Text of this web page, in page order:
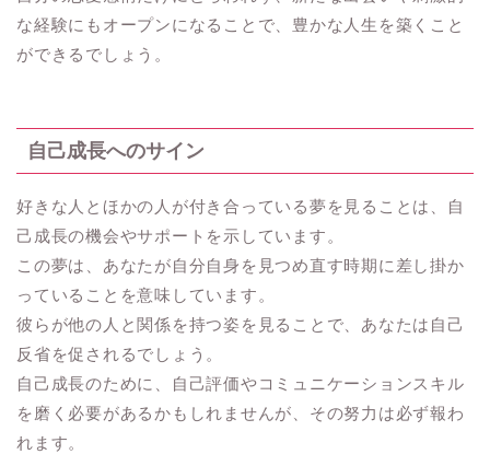
な経験にもオープンになることで、豊かな人生を築くこと
ができるでしょう。
自己成長へのサイン
好きな人とほかの人が付き合っている夢を見ることは、自
己成長の機会やサポートを示しています。
この夢は、あなたが自分自身を見つめ直す時期に差し掛か
っていることを意味しています。
彼らが他の人と関係を持つ姿を見ることで、あなたは自己
反省を促されるでしょう。
自己成長のために、自己評価やコミュニケーションスキル
を磨く必要があるかもしれませんが、その努力は必ず報わ
れます。